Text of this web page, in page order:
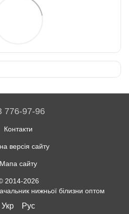
776-97-96
Контакти
версія сайту
Мапа сайту
2014-2026
нижньої білизни оптом
Укр Рус